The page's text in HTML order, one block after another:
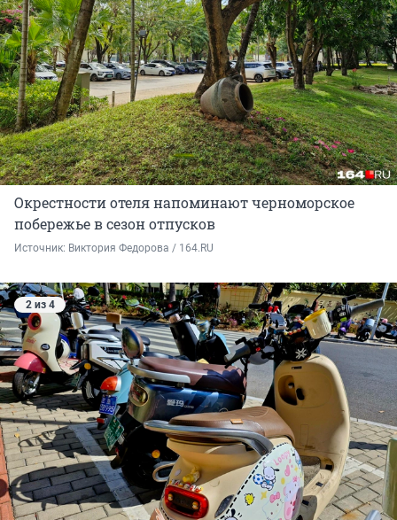
Окрестности отеля напоминают черноморское
побережье в сезон отпусков
Источник: Виктория Федорова / 164.RU
2 из 4